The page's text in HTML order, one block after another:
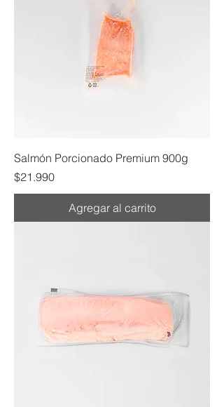
Salmón Porcionado Premium 900g
Precio
$21.990
Agregar al carrito